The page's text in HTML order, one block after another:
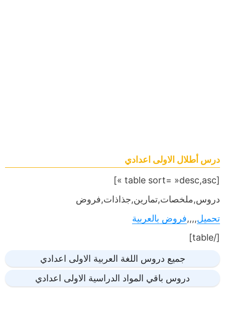
درس أطلال الاولى اعدادي
[table sort= »desc,asc »]
دروس,ملخصات,تمارين,جذاذات,فروض
تحميل,,,,فروض بالعربية
[/table]
جميع دروس اللغة العربية الاولى اعدادي
دروس باقي المواد الدراسية الاولى اعدادي